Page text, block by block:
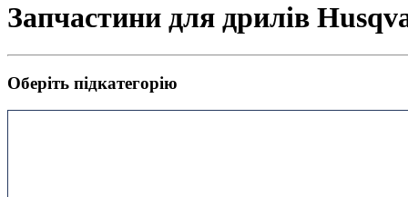
Запчастини для дрилів
Оберіть підкатегорію